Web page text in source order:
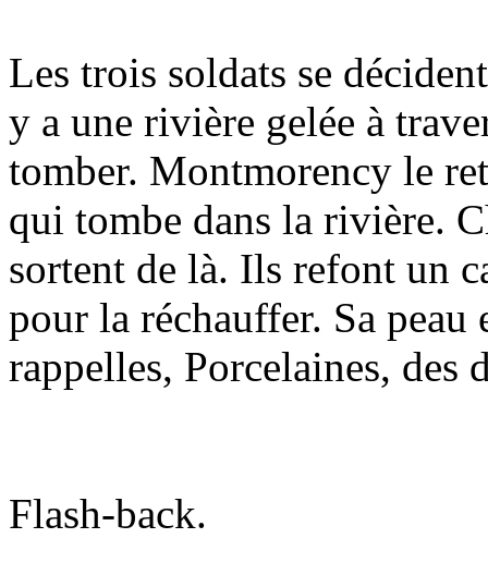
Les trois soldats se
y a une rivière gelée à
tomber. Montmorency le
qui tombe dans la rivière.
sortent de là. Ils refont un
pour la réchauffer. Sa
rappelles, Porcelaines, des
Flash-back.